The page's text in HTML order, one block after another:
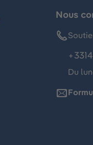
Nous
Du